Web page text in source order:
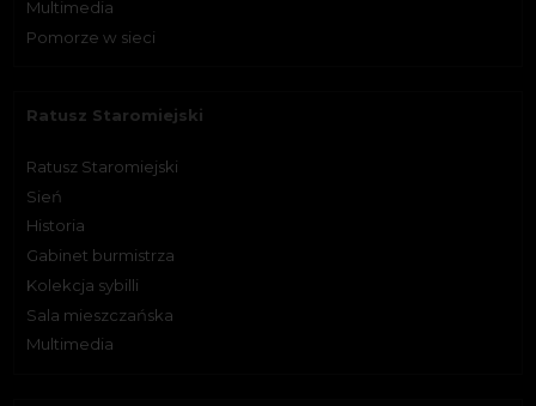
Multimedia
Pomorze w sieci
Ratusz Staromiejski
Ratusz Staromiejski
Sień
Historia
Gabinet burmistrza
Kolekcja sybilli
Sala mieszczańska
Multimedia